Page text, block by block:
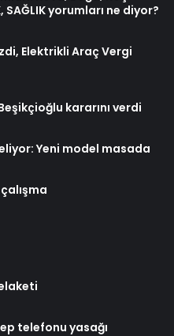
SAĞLIK yorumları ne diyor?
Elektrikli Araç Vergi
kararını verdi
Yeni model masada
telefonu yasağı